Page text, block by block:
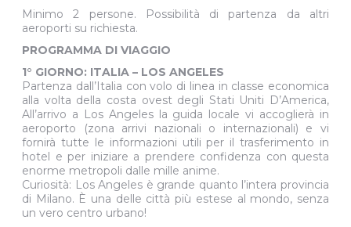
Minimo 2 persone. Possibilità di partenza da altri
aeroporti su richiesta.
PROGRAMMA DI VIAGGIO
1° GIORNO: ITALIA – LOS ANGELES
Partenza dall’Italia con volo di linea in classe economica
alla volta della costa ovest degli Stati Uniti D’America,
All’arrivo a Los Angeles la guida locale vi accoglierà in
aeroporto (zona arrivi nazionali o internazionali) e vi
fornirà tutte le informazioni utili per il trasferimento in
hotel e per iniziare a prendere confidenza con questa
enorme metropoli dalle mille anime.
Curiosità: Los Angeles è grande quanto l’intera provincia
di Milano. È una delle città più estese al mondo, senza
un vero centro urbano!